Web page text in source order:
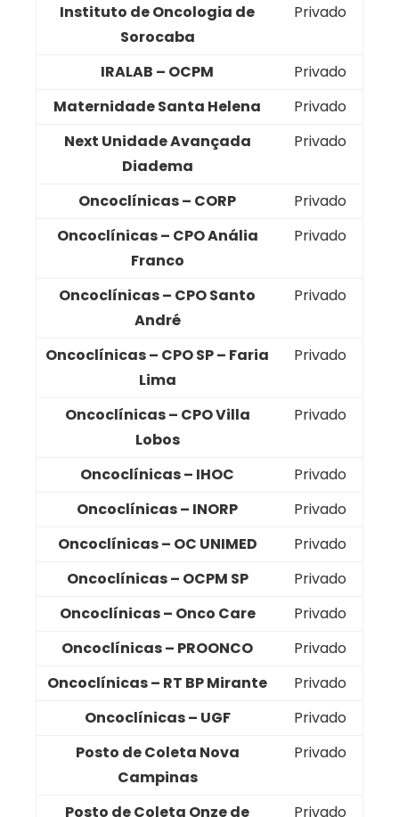
Instituto de Oncologia de
Sorocaba
Privado
IRALAB – OCPM
Privado
Maternidade Santa Helena
Privado
Next Unidade Avançada
Diadema
Privado
Oncoclínicas – CORP
Privado
Oncoclínicas – CPO Anália
Franco
Privado
Oncoclínicas – CPO Santo
André
Privado
Oncoclínicas – CPO SP – Faria
Lima
Privado
Oncoclínicas – CPO Villa
Lobos
Privado
Oncoclínicas – IHOC
Privado
Oncoclínicas – INORP
Privado
Oncoclínicas – OC UNIMED
Privado
Oncoclínicas – OCPM SP
Privado
Oncoclínicas – Onco Care
Privado
Oncoclínicas – PROONCO
Privado
Oncoclínicas – RT BP Mirante
Privado
Oncoclínicas – UGF
Privado
Posto de Coleta Nova
Campinas
Privado
Posto de Coleta Onze de Privado